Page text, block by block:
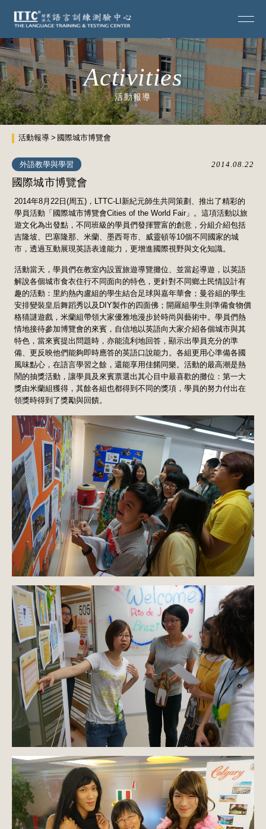
Activities
活動報導
活動報導 國際城市博覽會
外語教學與學習 2014.08.22
國際城市博覽會
2014年8月22日(周五)，LTTC-LI新紀元師生共同策劃、推出了精彩的
學員活動「國際城市博覽會Cities of the World Fair」。這項活動以旅
遊文化為出發點，不同班級的學員們發揮豐富的創意，分組介紹包括
吉隆坡、巴塞隆那、米蘭、墨西哥市、威靈頓等10個不同國家的城
市，透過互動展現英語表達能力，更增進國際視野與文化知識。
活動當天，學員們在教室內設置旅遊導覽攤位、並當起導遊，以英語
解說各個城市食衣住行不同面向的特色，更針對不同鄉土民情設計有
趣的活動：里約熱內盧組的學生結合足球與嘉年華會；曼谷組的學生
安排變裝皇后舞蹈秀以及DIY製作的四面佛；開羅組學生則準備食物價
格猜謎遊戲，米蘭組帶領大家優雅地漫步於時尚與藝術中。學員們熱
情地接待參加博覽會的來賓，自信地以英語向大家介紹各個城市與其
特色，當來賓提出問題時，亦能流利地回答，顯示出學員充分的準
備、更反映他們能夠即時應答的英語口說能力。各組更用心準備各國
風味點心，在語言學習之餘，還能享用佳餚同樂。活動的最高潮是熱
鬧的抽獎活動，讓學員及來賓票選出其心目中最喜歡的攤位：第一大
獎由米蘭組獲得，其餘各組也都得到不同的獎項，學員的努力付出在
領獎時得到了獎勵與回饋。